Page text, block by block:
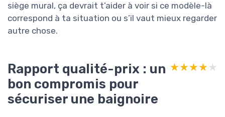
siège mural, ça devrait t’aider à voir si ce modèle-là
correspond à ta situation ou s’il vaut mieux regarder
autre chose.
Rapport qualité-prix : un
bon compromis pour
sécuriser une baignoire
★★★★★
★★★★★